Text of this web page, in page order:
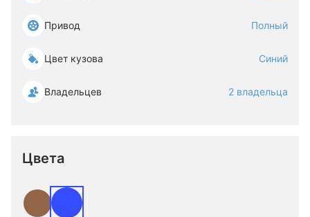
Привод Полный
Цвет кузова Синий
Владельцев 2 владельца
Цвета